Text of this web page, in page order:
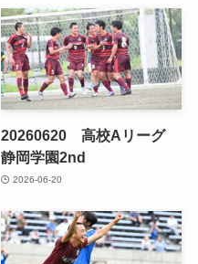
20260620 高校Aリーグ
静岡学園2nd
2026-06-20